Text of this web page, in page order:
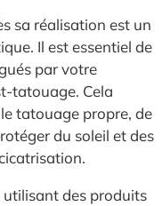
sa réalisation est un
Il est essentiel de
par votre
tatouage. Cela
tatouage propre, de
du soleil et des
utilisant des produits